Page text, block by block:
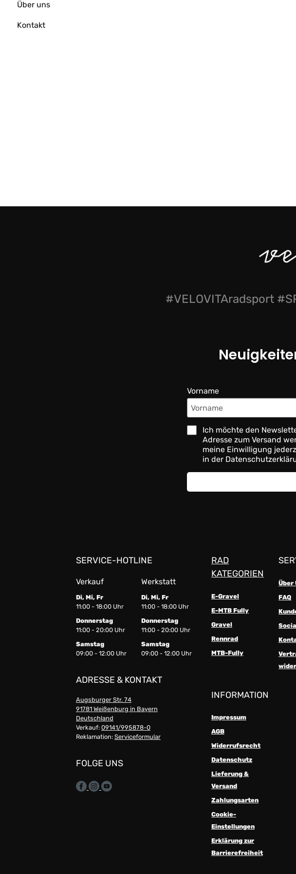
Über uns
Kontakt
#VELOVITAradsport
Vorname
Ich möchte den
Adresse zum Versand
meine Einwilligung
in der
SERVICE-HOTLINE
Verkauf Werkstatt
Di, Mi, Fr
11:00 - 18:00 Uhr
Di, Mi, Fr
11:00 - 18:00 Uhr
Donnerstag
11:00 - 20:00 Uhr
Donnerstag
11:00 - 20:00 Uhr
Samstag
09:00 - 12:00 Uhr
Samstag
09:00 - 12:00 Uhr
ADRESSE & KONTAKT
Augsburger Str. 74
91781 Weißenburg in Bayern
Deutschland
Verkauf: 09141/995878-0
Reklamation: Serviceformular
FOLGE UNS
RAD
KATEGORIEN
E-Gravel
E-MTB Fully
Gravel
Rennrad
MTB-Fully
Über
FAQ
INFORMATION
Impressum
AGB
Widerrufsrecht
Datenschutz
Lieferung &
Versand
Zahlungsarten
Cookie-
Einstellungen
Erklärung zur
Barrierefreiheit